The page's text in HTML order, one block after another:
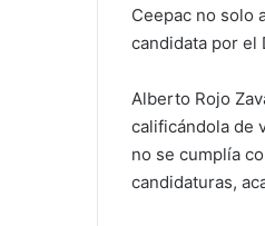
Ceepac no solo
candidata por
Alberto Rojo
calificándola de
no se cumplía
candidaturas,